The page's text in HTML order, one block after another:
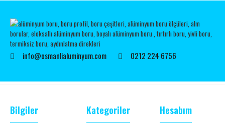
info@osmanlialuminyum.com 0212 224 6756
Bilgiler Kategoriler Hesabım